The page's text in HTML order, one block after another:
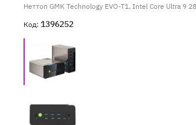
Неттоп GMK Technology EVO-T1, Intel Core Ultra 9
Код: 1396252